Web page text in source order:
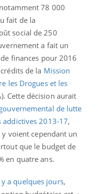
78 000
fait de la
social de 250
a fait un
finances pour 2016
de la Mission
les Drogues et les
Cette décision aurait
de lutte
addictives 2013-17,
y voient cependant un
que le budget de
en quatre ans.
a quelques jours,